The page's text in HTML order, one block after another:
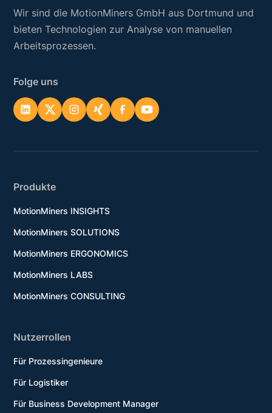
Wir sind die MotionMiners GmbH aus Dortmund und
bieten Technologien zur Analyse von manuellen
Arbeitsprozessen.
Folge uns
Produkte
MotionMiners INSIGHTS
MotionMiners SOLUTIONS
MotionMiners ERGONOMICS
MotionMiners LABS
MotionMiners CONSULTING
Nutzerrollen
Für Prozessingenieure
Für Logistiker
Für Business Development Manager